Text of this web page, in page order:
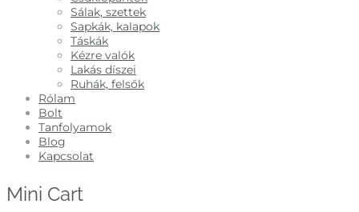
Sálak, szettek
Sapkák, kalapok
Táskák
Kézre valók
Lakás díszei
Ruhák, felsők
Rólam
Bolt
Tanfolyamok
Blog
Kapcsolat
Mini Cart